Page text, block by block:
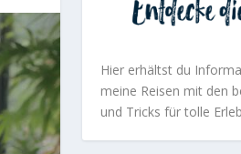
Hier erhältst du
meine Reisen mit den
und Tricks für tolle